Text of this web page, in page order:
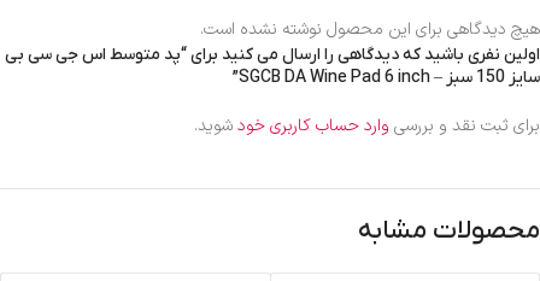
هیچ دیدگاهی برای این محصول نوشته نشده است.
اولین نفری باشید که دیدگاهی را ارسال می کنید برای “پد متوسط اس جی سی بی
سایز 150 سبز – SGCB DA Wine Pad 6 inch”
برای ثبت نقد و بررسی وارد حساب کاربری خودشوید.
محصولات مشابه